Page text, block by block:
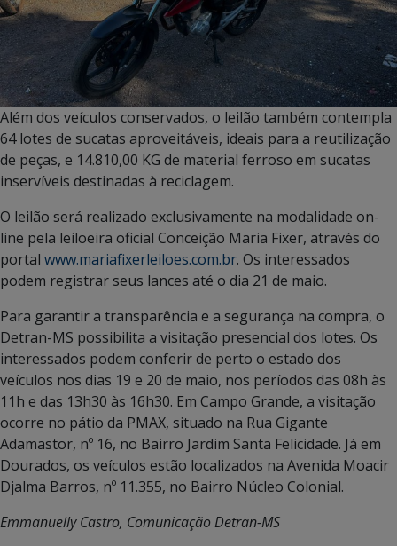
Além dos veículos conservados, o leilão também contempla
64 lotes de sucatas aproveitáveis, ideais para a reutilização
de peças, e 14.810,00 KG de material ferroso em sucatas
inservíveis destinadas à reciclagem.
O leilão será realizado exclusivamente na modalidade on-
line pela leiloeira oficial Conceição Maria Fixer, através do
portal www.mariafixerleiloes.com.br. Os interessados
podem registrar seus lances até o dia 21 de maio.
Para garantir a transparência e a segurança na compra, o
Detran-MS possibilita a visitação presencial dos lotes. Os
interessados podem conferir de perto o estado dos
veículos nos dias 19 e 20 de maio, nos períodos das 08h às
11h e das 13h30 às 16h30. Em Campo Grande, a visitação
ocorre no pátio da PMAX, situado na Rua Gigante
Adamastor, nº 16, no Bairro Jardim Santa Felicidade. Já em
Dourados, os veículos estão localizados na Avenida Moacir
Djalma Barros, nº 11.355, no Bairro Núcleo Colonial.
Emmanuelly Castro, Comunicação Detran-MS